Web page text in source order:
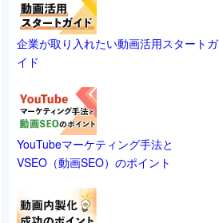
企業が取り入れたい動画活用スタートガ
イド
YouTubeマーケティング手法と
VSEO（動画SEO）のポイント